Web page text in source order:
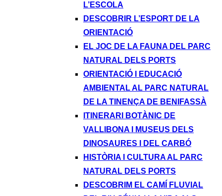
L’ESCOLA
DESCOBRIR L’ESPORT DE LA
ORIENTACIÓ
EL JOC DE LA FAUNA DEL PARC
NATURAL DELS PORTS
ORIENTACIÓ I EDUCACIÓ
AMBIENTAL AL PARC NATURAL
DE LA TINENÇA DE BENIFASSÀ
ITINERARI BOTÀNIC DE
VALLIBONA I MUSEUS DELS
DINOSAURES I DEL CARBÓ
HISTÒRIA I CULTURA AL PARC
NATURAL DELS PORTS
DESCOBRIM EL CAMÍ FLUVIAL